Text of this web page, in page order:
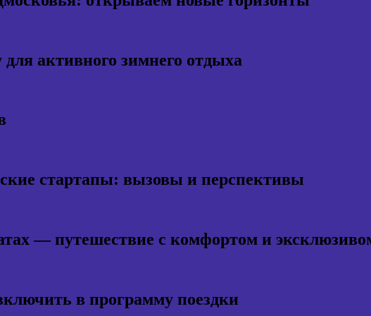
активного зимнего отдыха
стартапы: вызовы и перспективы
— путешествие с комфортом и
в программу поездки